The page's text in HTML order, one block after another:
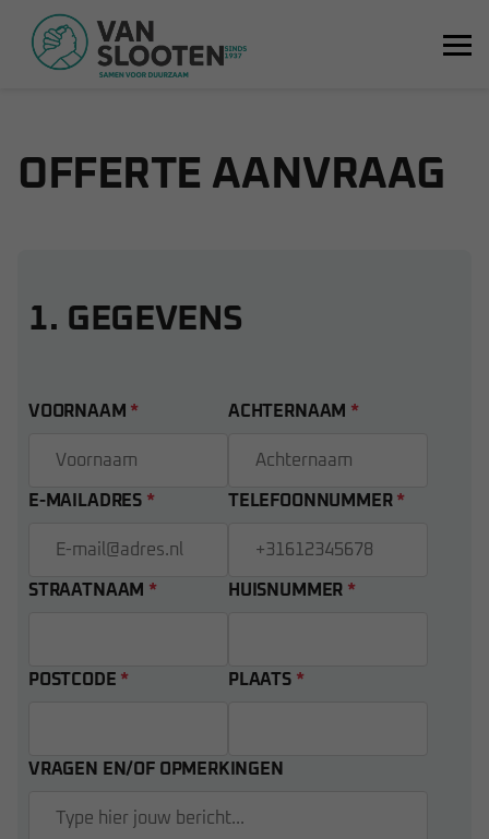
Ga terug
OFFERTE AANVRAAG
1. GEGEVENS
VOORNAAM * ACHTERNAAM *
E-MAILADRES * TELEFOONNUMMER *
STRAATNAAM * HUISNUMMER *
POSTCODE * PLAATS *
VRAGEN EN/OF OPMERKINGEN